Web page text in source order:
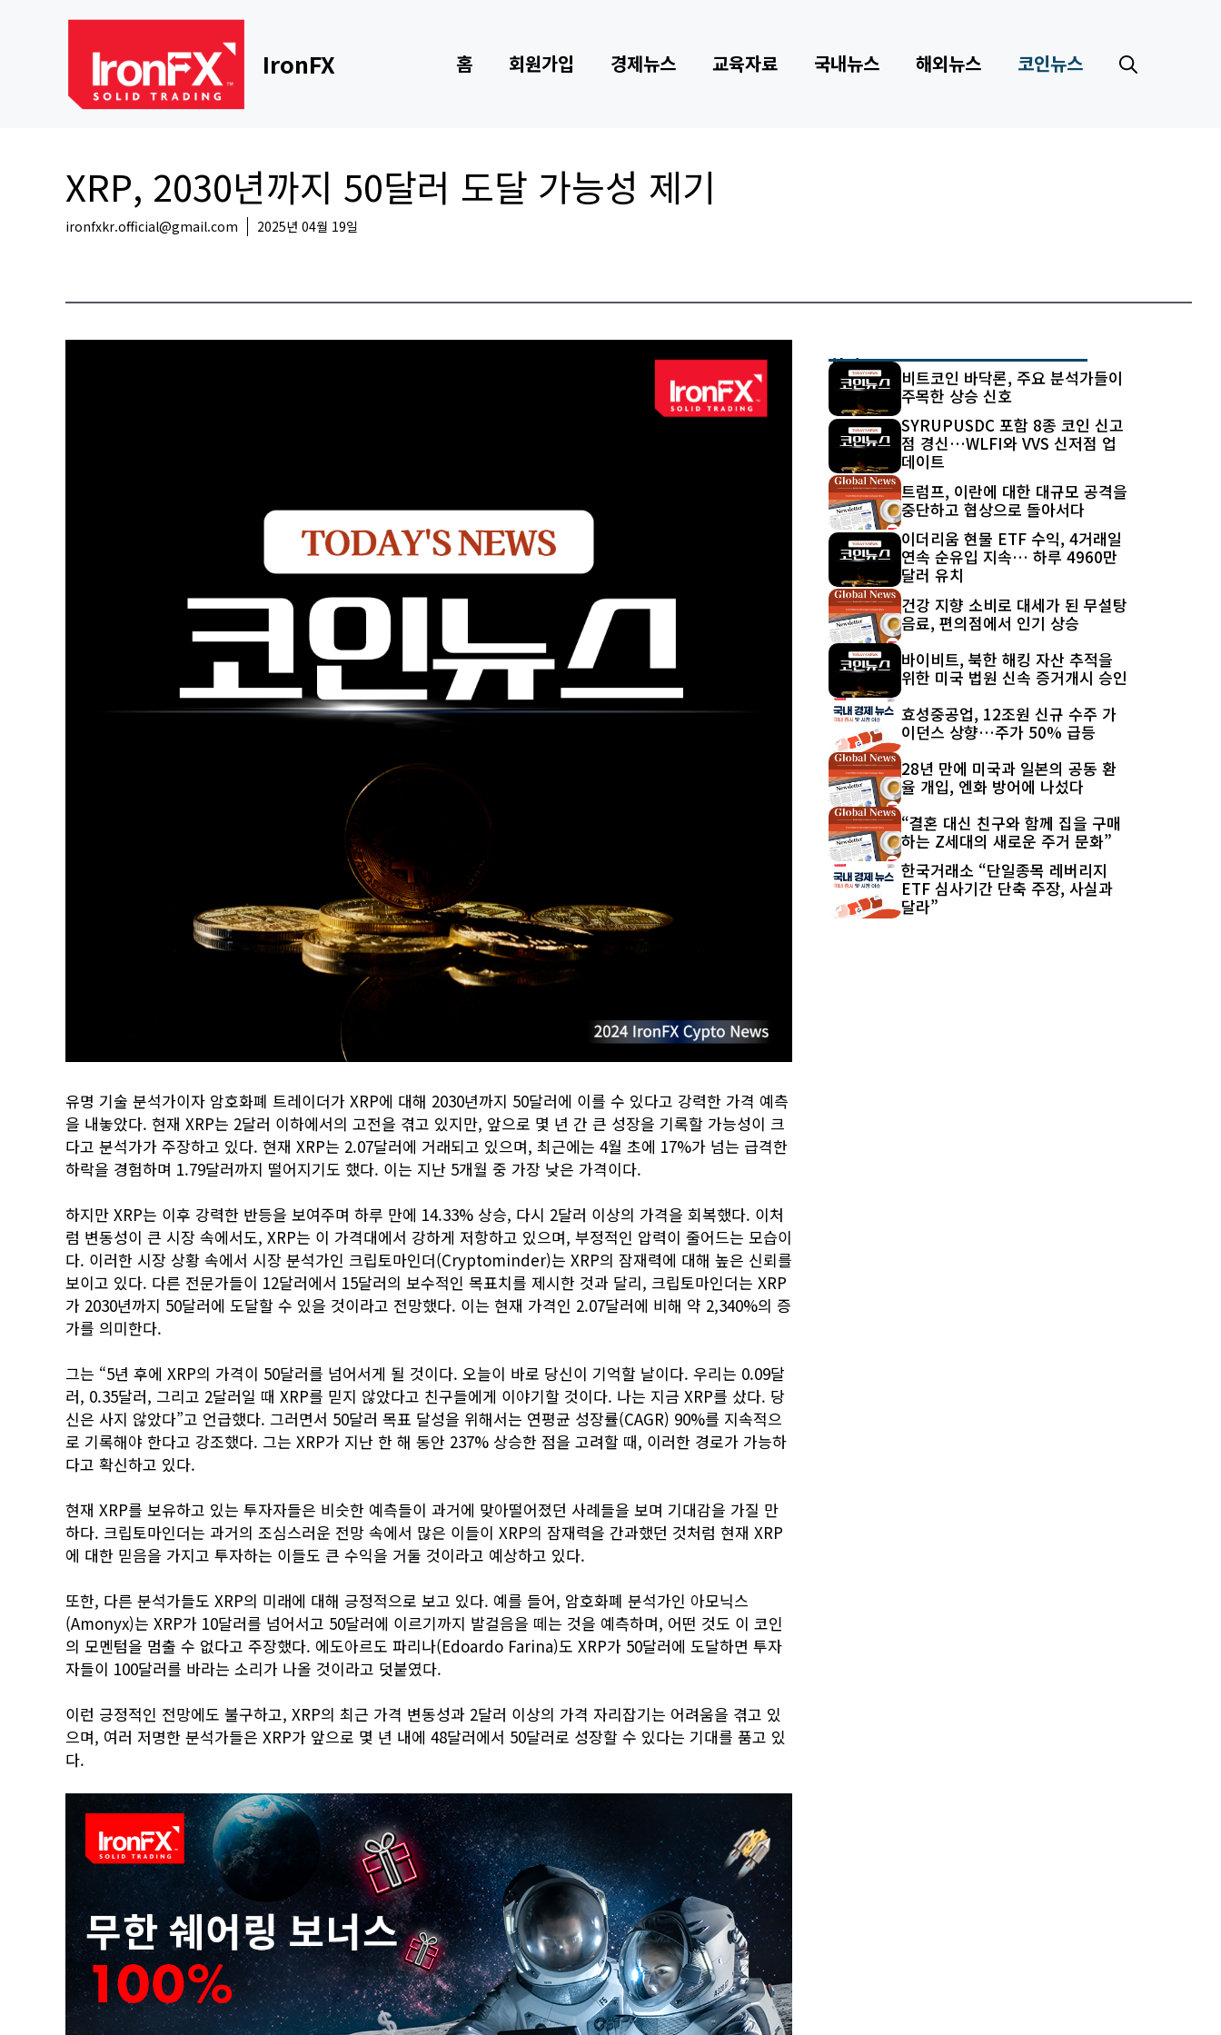
IronFX 홈 회원가입 경제뉴스 교육자료 국내뉴스 해외뉴스 코인뉴스
XRP, 2030년까지 50달러 도달 가능성 제기
ironfxkr.official@gmail.com 2025년 04월 19일
유명 기술 분석가이자 암호화폐 트레이더가 XRP에 대해 2030년까지 50달러에 이를 수 있다고 강력한 가격 예측
을 내놓았다. 현재 XRP는 2달러 이하에서의 고전을 겪고 있지만, 앞으로 몇 년 간 큰 성장을 기록할 가능성이 크
다고 분석가가 주장하고 있다. 현재 XRP는 2.07달러에 거래되고 있으며, 최근에는 4월 초에 17%가 넘는 급격한
하락을 경험하며 1.79달러까지 떨어지기도 했다. 이는 지난 5개월 중 가장 낮은 가격이다.
하지만 XRP는 이후 강력한 반등을 보여주며 하루 만에 14.33% 상승, 다시 2달러 이상의 가격을 회복했다. 이처
럼 변동성이 큰 시장 속에서도, XRP는 이 가격대에서 강하게 저항하고 있으며, 부정적인 압력이 줄어드는 모습이
다. 이러한 시장 상황 속에서 시장 분석가인 크립토마인더(Cryptominder)는 XRP의 잠재력에 대해 높은 신뢰를
보이고 있다. 다른 전문가들이 12달러에서 15달러의 보수적인 목표치를 제시한 것과 달리, 크립토마인더는 XRP
가 2030년까지 50달러에 도달할 수 있을 것이라고 전망했다. 이는 현재 가격인 2.07달러에 비해 약 2,340%의 증
가를 의미한다.
그는 “5년 후에 XRP의 가격이 50달러를 넘어서게 될 것이다. 오늘이 바로 당신이 기억할 날이다. 우리는 0.09달
러, 0.35달러, 그리고 2달러일 때 XRP를 믿지 않았다고 친구들에게 이야기할 것이다. 나는 지금 XRP를 샀다. 당
신은 사지 않았다”고 언급했다. 그러면서 50달러 목표 달성을 위해서는 연평균 성장률(CAGR) 90%를 지속적으
로 기록해야 한다고 강조했다. 그는 XRP가 지난 한 해 동안 237% 상승한 점을 고려할 때, 이러한 경로가 가능하
다고 확신하고 있다.
현재 XRP를 보유하고 있는 투자자들은 비슷한 예측들이 과거에 맞아떨어졌던 사례들을 보며 기대감을 가질 만
하다. 크립토마인더는 과거의 조심스러운 전망 속에서 많은 이들이 XRP의 잠재력을 간과했던 것처럼 현재 XRP
에 대한 믿음을 가지고 투자하는 이들도 큰 수익을 거둘 것이라고 예상하고 있다.
또한, 다른 분석가들도 XRP의 미래에 대해 긍정적으로 보고 있다. 예를 들어, 암호화폐 분석가인 아모닉스
(Amonyx)는 XRP가 10달러를 넘어서고 50달러에 이르기까지 발걸음을 떼는 것을 예측하며, 어떤 것도 이 코인
의 모멘텀을 멈출 수 없다고 주장했다. 에도아르도 파리나(Edoardo Farina)도 XRP가 50달러에 도달하면 투자
자들이 100달러를 바라는 소리가 나올 것이라고 덧붙였다.
이런 긍정적인 전망에도 불구하고, XRP의 최근 가격 변동성과 2달러 이상의 가격 자리잡기는 어려움을 겪고 있
으며, 여러 저명한 분석가들은 XRP가 앞으로 몇 년 내에 48달러에서 50달러로 성장할 수 있다는 기대를 품고 있
다.
최신 글
비트코인 바닥론, 주요 분석가들이
주목한 상승 신호
SYRUPUSDC 포함 8종 코인 신고
점 경신…WLFI와 VVS 신저점 업
데이트
트럼프, 이란에 대한 대규모 공격을
중단하고 협상으로 돌아서다
이더리움 현물 ETF 수익, 4거래일
연속 순유입 지속… 하루 4960만
달러 유치
건강 지향 소비로 대세가 된 무설탕
음료, 편의점에서 인기 상승
바이비트, 북한 해킹 자산 추적을
위한 미국 법원 신속 증거개시 승인
효성중공업, 12조원 신규 수주 가
이던스 상향…주가 50% 급등
28년 만에 미국과 일본의 공동 환
율 개입, 엔화 방어에 나섰다
“결혼 대신 친구와 함께 집을 구매
하는 Z세대의 새로운 주거 문화”
한국거래소 “단일종목 레버리지
ETF 심사기간 단축 주장, 사실과
달라”